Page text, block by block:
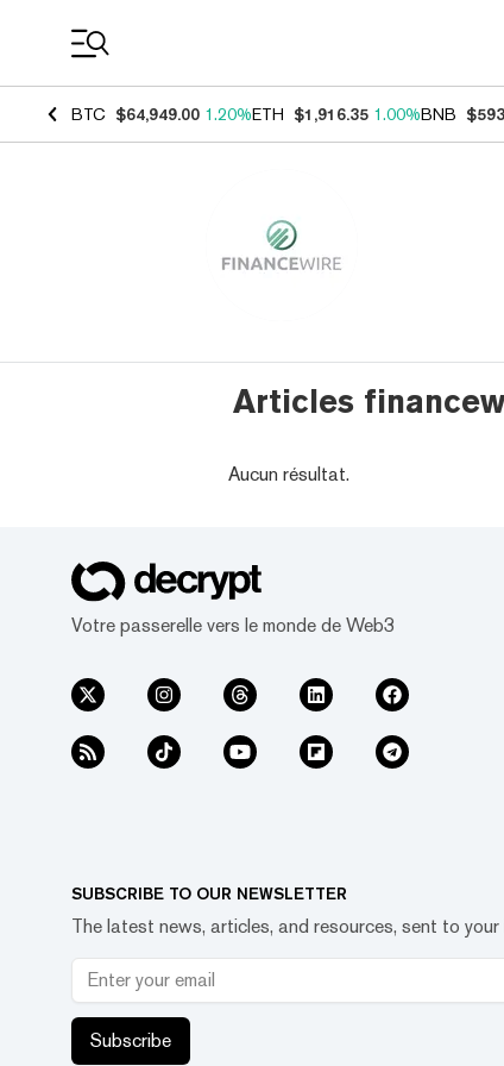
BTC $64,949.00 1.20%ETH $1,916.35 1.00%BNB
Articles
Aucun résultat.
Votre passerelle vers le monde de Web3
SUBSCRIBE TO OUR NEWSLETTER
The latest news, articles, and resources, sent to your
Subscribe